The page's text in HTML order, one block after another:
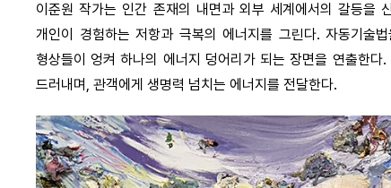
이준원 작가는 인간 존재의 내면과 외부 세계에서의 갈등을
개인이 경험하는 저항과 극복의 에너지를 그린다. 자동기술
형상들이 엉켜 하나의 에너지 덩어리가 되는 장면을 연출한
드러내며, 관객에게 생명력 넘치는 에너지를 전달한다.